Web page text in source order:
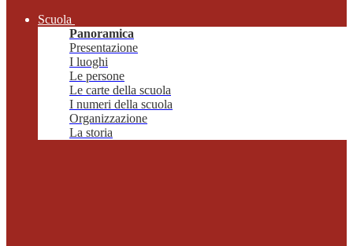
Scuola
Panoramica
Presentazione
I luoghi
Le persone
Le carte della scuola
I numeri della scuola
Organizzazione
La storia